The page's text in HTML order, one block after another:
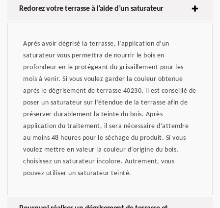
Redorez votre terrasse à l’aide d’un saturateur
Après avoir dégrisé la terrasse, l’application d’un
saturateur vous permettra de nourrir le bois en
profondeur en le protégeant du grisaillement pour les
mois à venir. Si vous voulez garder la couleur obtenue
après le dégrisement de terrasse 40230, il est conseillé de
poser un saturateur sur l’étendue de la terrasse afin de
préserver durablement la teinte du bois. Après
application du traitement, il sera nécessaire d’attendre
au moins 48 heures pour le séchage du produit. Si vous
voulez mettre en valeur la couleur d’origine du bois,
choisissez un saturateur incolore. Autrement, vous
pouvez utiliser un saturateur teinté.